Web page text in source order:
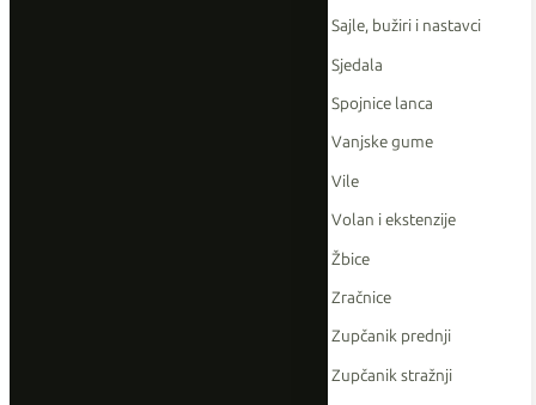
Sajle, bužiri i nastavci
Sjedala
Spojnice lanca
Vanjske gume
Vile
Volan i ekstenzije
Žbice
Zračnice
Zupčanik prednji
Zupčanik stražnji